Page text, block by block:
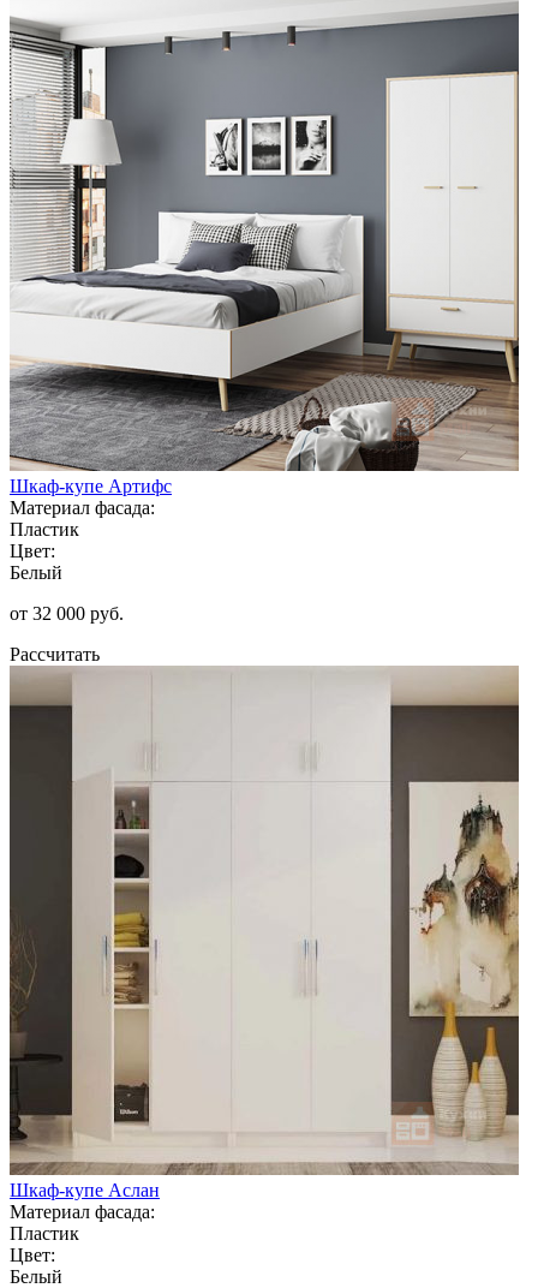
Шкаф-купе Артифс
Материал фасада:
Пластик
Цвет:
Белый
от 32 000 руб.
Рассчитать
Шкаф-купе Аслан
Материал фасада:
Пластик
Цвет:
Белый